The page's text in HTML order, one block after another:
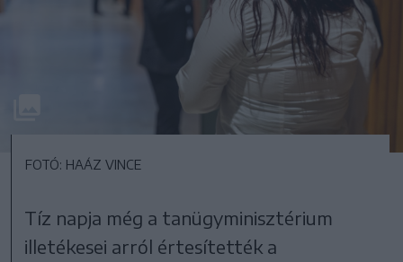
FOTÓ: HAÁZ VINCE
Tíz napja még a tanügyminisztérium
illetékesei arról értesítették a